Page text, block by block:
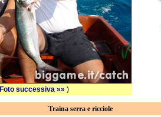
Traina serra e ricciole
Foto successiva »» )